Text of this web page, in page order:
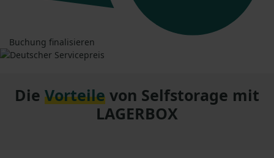
Buchung finalisieren
Die Vorteile von Selfstorage mit
LAGERBOX